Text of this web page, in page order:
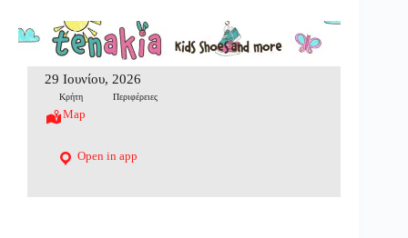
29 Ιουνίου, 2026
Κρήτη Περιφέρειες
Map
Open in app